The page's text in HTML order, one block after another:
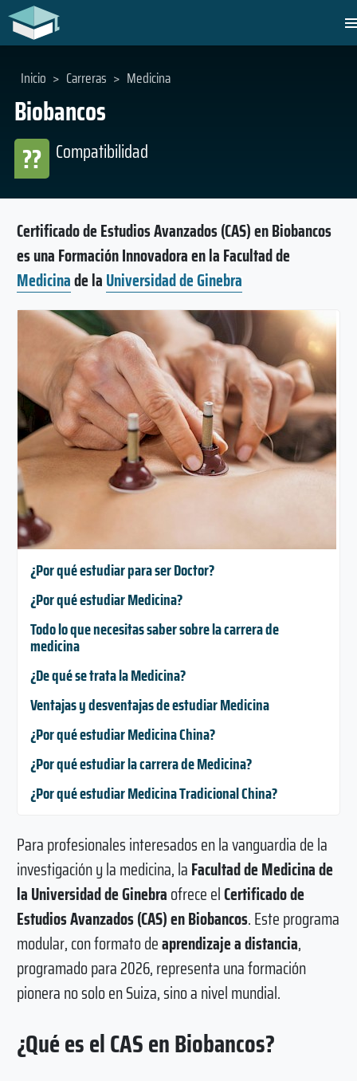
Biobancos
Compatibilidad
??
Inicio > Carreras > Medicina
Certificado de Estudios Avanzados (CAS) en Biobancos
es una Formación Innovadora en la Facultad de
Medicinade laUniversidad de Ginebra
¿Por qué estudiar para ser Doctor?
¿Por qué estudiar Medicina?
Todo lo que necesitas saber sobre la carrera de
medicina
¿De qué se trata la Medicina?
Ventajas y desventajas de estudiar Medicina
¿Por qué estudiar Medicina China?
¿Por qué estudiar la carrera de Medicina?
¿Por qué estudiar Medicina Tradicional China?
Para profesionales interesados en la vanguardia de la
investigación y la medicina, laFacultad de Medicina de
la Universidad de Ginebraofrece elCertificado de
Estudios Avanzados (CAS) en Biobancos. Este programa
modular, con formato deaprendizaje a distancia,
programado para 2026, representa una formación
pionera no solo en Suiza, sino a nivel mundial.
¿Qué es el CAS en Biobancos?